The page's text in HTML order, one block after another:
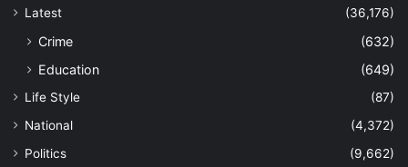
Latest
(36,176)
Crime
(632)
Education
(649)
Life Style
(87)
National
(4,372)
Politics
(9,662)